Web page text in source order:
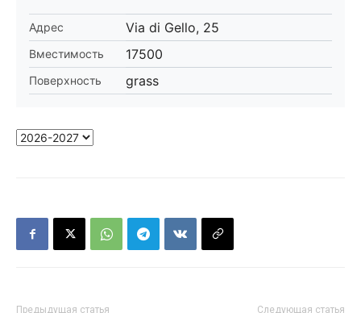
Адрес Via di Gello, 25
Вместимость 17500
Поверхность grass
Предыдущая статья Следующая статья